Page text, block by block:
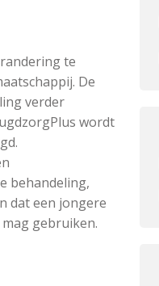
te
De
verder
wordt
behandeling,
dat een jongere
gebruiken.